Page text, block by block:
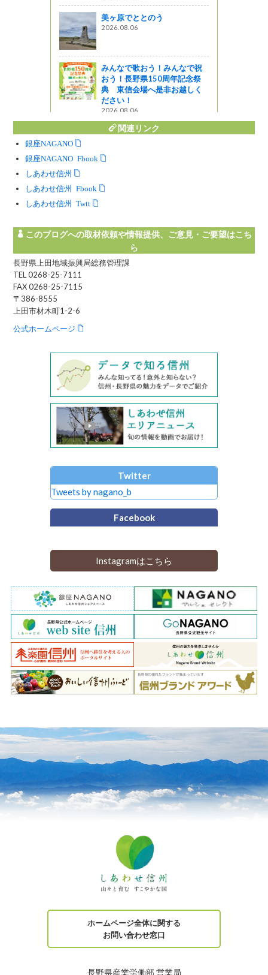
美ヶ原でととのう
2026.08.06
みんなで歌おう！みんなで祝
おう！長野県150周年記念祭
典 東信会場へ是非お越しく
ださい！
2026.08.06
関連リンク
銀座NAGANO
銀座NAGANO Facebook
しあわせ信州
しあわせ信州 Facebook
しあわせ信州 Twitter
このブログへの取材依頼や情報提供、ご意見・ご要望はこち
ら
長野県上田地域振興局総務管理課
TEL 0268-25-7111
FAX 0268-25-7115
〒386-8555
上田市材木町1-2-6
公式ホームページ
Twitter
Tweets by nagano_b
Facebook
Instagramはこちら
ホームページ全体に関する
お問い合わせ窓口
長野県産業労働部 営業局